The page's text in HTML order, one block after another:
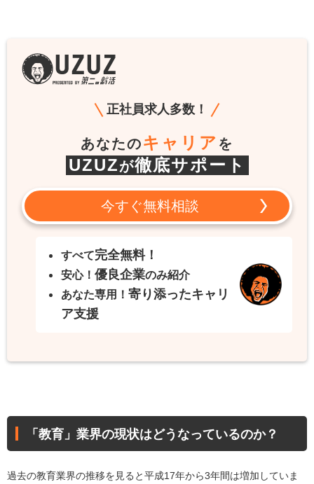
正社員求人多数！
あなたのキャリア を
UZUZが徹底サポート
今すぐ無料相談
すべて完全無料！
安心！ 優良企業のみ紹介
あなた専用！ 寄り添ったキャリ
ア支援
「教育」業界の現状はどうなっているのか？
過去の教育業界の推移を見ると平成17年から3年間は増加していま